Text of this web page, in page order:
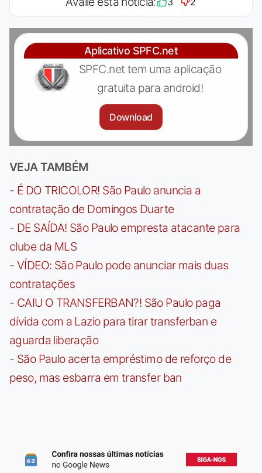
Aplicativo SPFC.net
SPFC.net tem uma aplicação
gratuita para android!
Download
VEJA TAMBÉM
- É DO TRICOLOR! São Paulo anuncia a
contratação de Domingos Duarte
- DE SAÍDA! São Paulo empresta atacante para
clube da MLS
- VÍDEO: São Paulo pode anunciar mais duas
contratações
- CAIU O TRANSFERBAN?! São Paulo paga
dívida com a Lazio para tirar transferban e
aguarda liberação
- São Paulo acerta empréstimo de reforço de
peso, mas esbarra em transfer ban